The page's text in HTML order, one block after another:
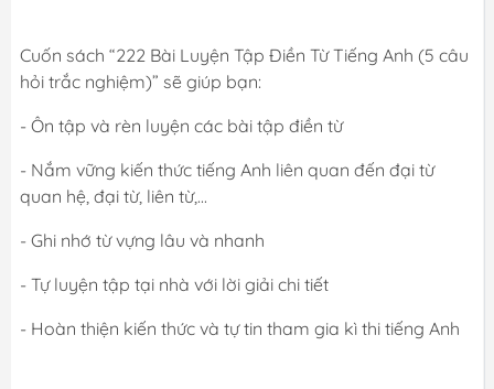
Cuốn sách “222 Bài Luyện Tập Điền Từ Tiếng Anh (5 câu
hỏi trắc nghiệm)” sẽ giúp bạn:
- Ôn tập và rèn luyện các bài tập điền từ
- Nắm vững kiến thức tiếng Anh liên quan đến đại từ
quan hệ, đại từ, liên từ,...
- Ghi nhớ từ vựng lâu và nhanh
- Tự luyện tập tại nhà với lời giải chi tiết
- Hoàn thiện kiến thức và tự tin tham gia kì thi tiếng Anh